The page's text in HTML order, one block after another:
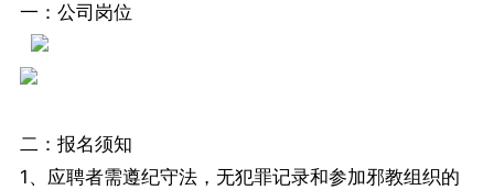
一：公司岗位
二：报名须知
1、应聘者需遵纪守法，无犯罪记录和参加邪教组织的